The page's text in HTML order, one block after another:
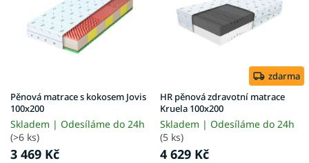
u
k
t
ů
Pěnová matrace s kokosem Jovis
100x200
Skladem | Odesíláme do 24h
(>6 ks)
3 469 Kč
zdarma
HR pěnová zdravotní matrace
Kruela 100x200
Skladem | Odesíláme do 24h
(5 ks)
4 629 Kč